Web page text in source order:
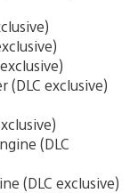
(DLC exclusive)
(DLC
(DLC exclusive)